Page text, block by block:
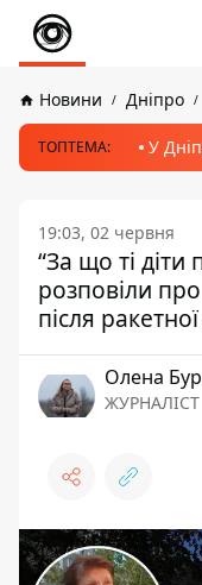
Новини Дніпро
ТОПТЕМА: У
19:03, 02 червня
“За що ті діти
розповіли про
після
Олена
ЖУРНАЛІСТ